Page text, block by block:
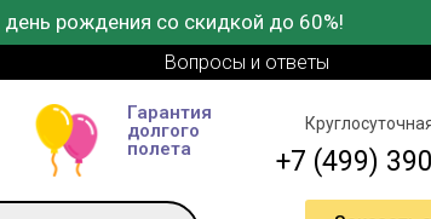
рождения со скидкой до 60%!
Вопросы и ответы
Гарантия
долгого
полета
+7 (499)